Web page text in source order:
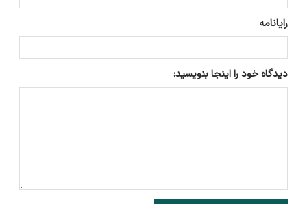
رایانامه
دیدگاه خود را اینجا بنویسید: